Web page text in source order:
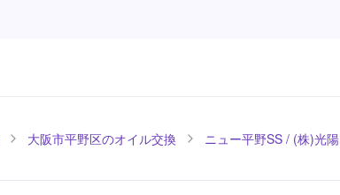
大阪市平野区のオイル交換 ニュー平野SS / (株)光陽